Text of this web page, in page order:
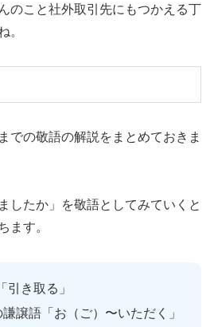
のこと社外取引先にもつかえる丁
。
での敬語の解説をまとめておきま
したか」を敬語としてみていくと
ます。
引き取る」
謙譲語「お（ご）〜いただく」